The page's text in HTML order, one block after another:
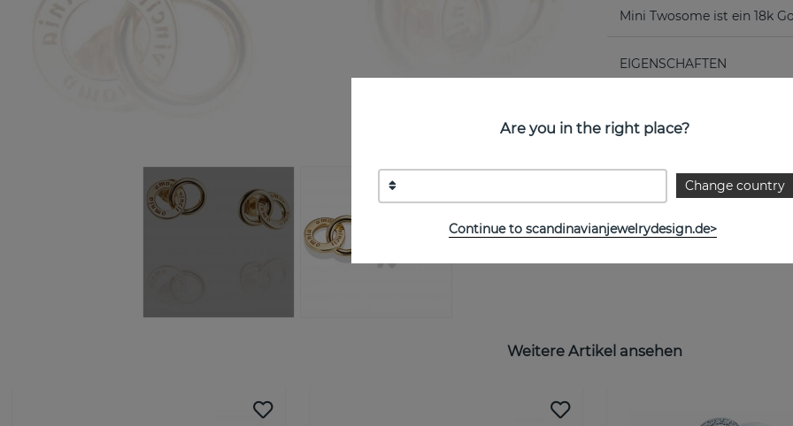
Mini Twosome ist ein 18k
EIGENSCHAFTEN
Weitere Artikel ansehen
Are you in the right place?
Change country
Continue to scandinavianjewelrydesign.de>